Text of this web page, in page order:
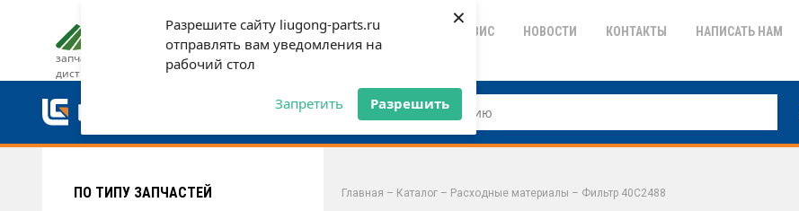
Разрешите сайту liugong-parts.ru
отправлять вам уведомления на
рабочий стол
Запретить Разрешить
×
запчасти от официального
дистрибьютора
ДОСТАВКА И ОПЛАТА ГАРАНТИЯ СЕРВИС НОВОСТИ КОНТАКТЫ НАПИСАТЬ НАМ
ДОСТАВКА И ОПЛАТА
ПО ТИПУ ЗАПЧАСТЕЙ Главная – Каталог – Расходные материалы – Фильтр 40C2488